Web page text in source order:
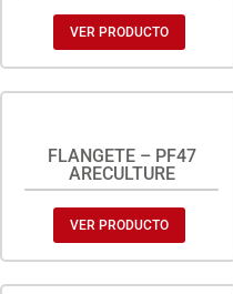
VER PRODUCTO
FLANGETE – PF47
ARECULTURE
VER PRODUCTO